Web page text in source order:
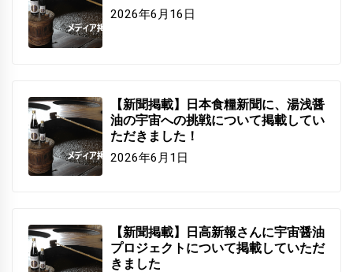
2026年6月16日
【新聞掲載】日本食糧新聞に、湯浅醤
油の宇宙への挑戦について掲載してい
ただきました！
2026年6月1日
【新聞掲載】日高新報さんに宇宙醤油
プロジェクトについて掲載していただ
きました